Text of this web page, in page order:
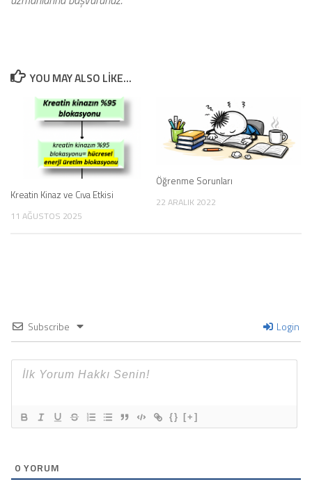
YOU MAY ALSO LIKE...
Kreatin Kinaz ve Cıva Etkisi
11 AĞUSTOS 2025
Öğrenme Sorunları
22 ARALIK 2022
Subscribe Login
{} [+]
0 YORUM